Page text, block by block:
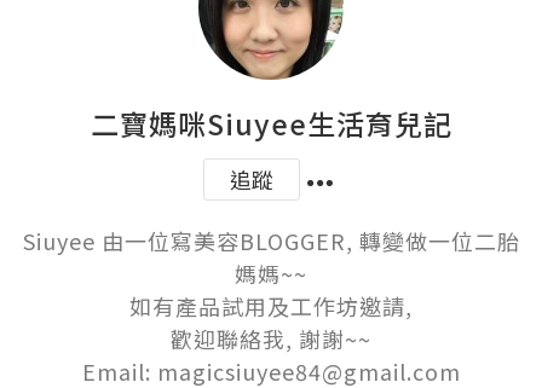
二寶媽咪Siuyee生活育兒記
追蹤
Siuyee 由一位寫美容BLOGGER, 轉變做一位二胎
媽媽~~
如有產品試用及工作坊邀請,
歡迎聯絡我, 謝謝~~
Email: magicsiuyee84@gmail.com